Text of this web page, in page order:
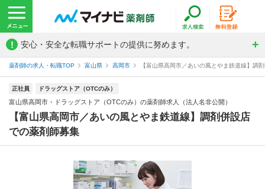
! 安心・安全な転職サポートの提供に努めます。
薬剤師の求人・転職TOP 富山県 高岡市 【富山県高岡市／あいの風とやま鉄道線】調
正社員 ドラッグストア（OTCのみ）
富山県高岡市・ドラッグストア（OTCのみ）の薬剤師求人（法人名非公開）
【富山県高岡市／あいの風とやま鉄道線】調剤併設店
での薬剤師募集